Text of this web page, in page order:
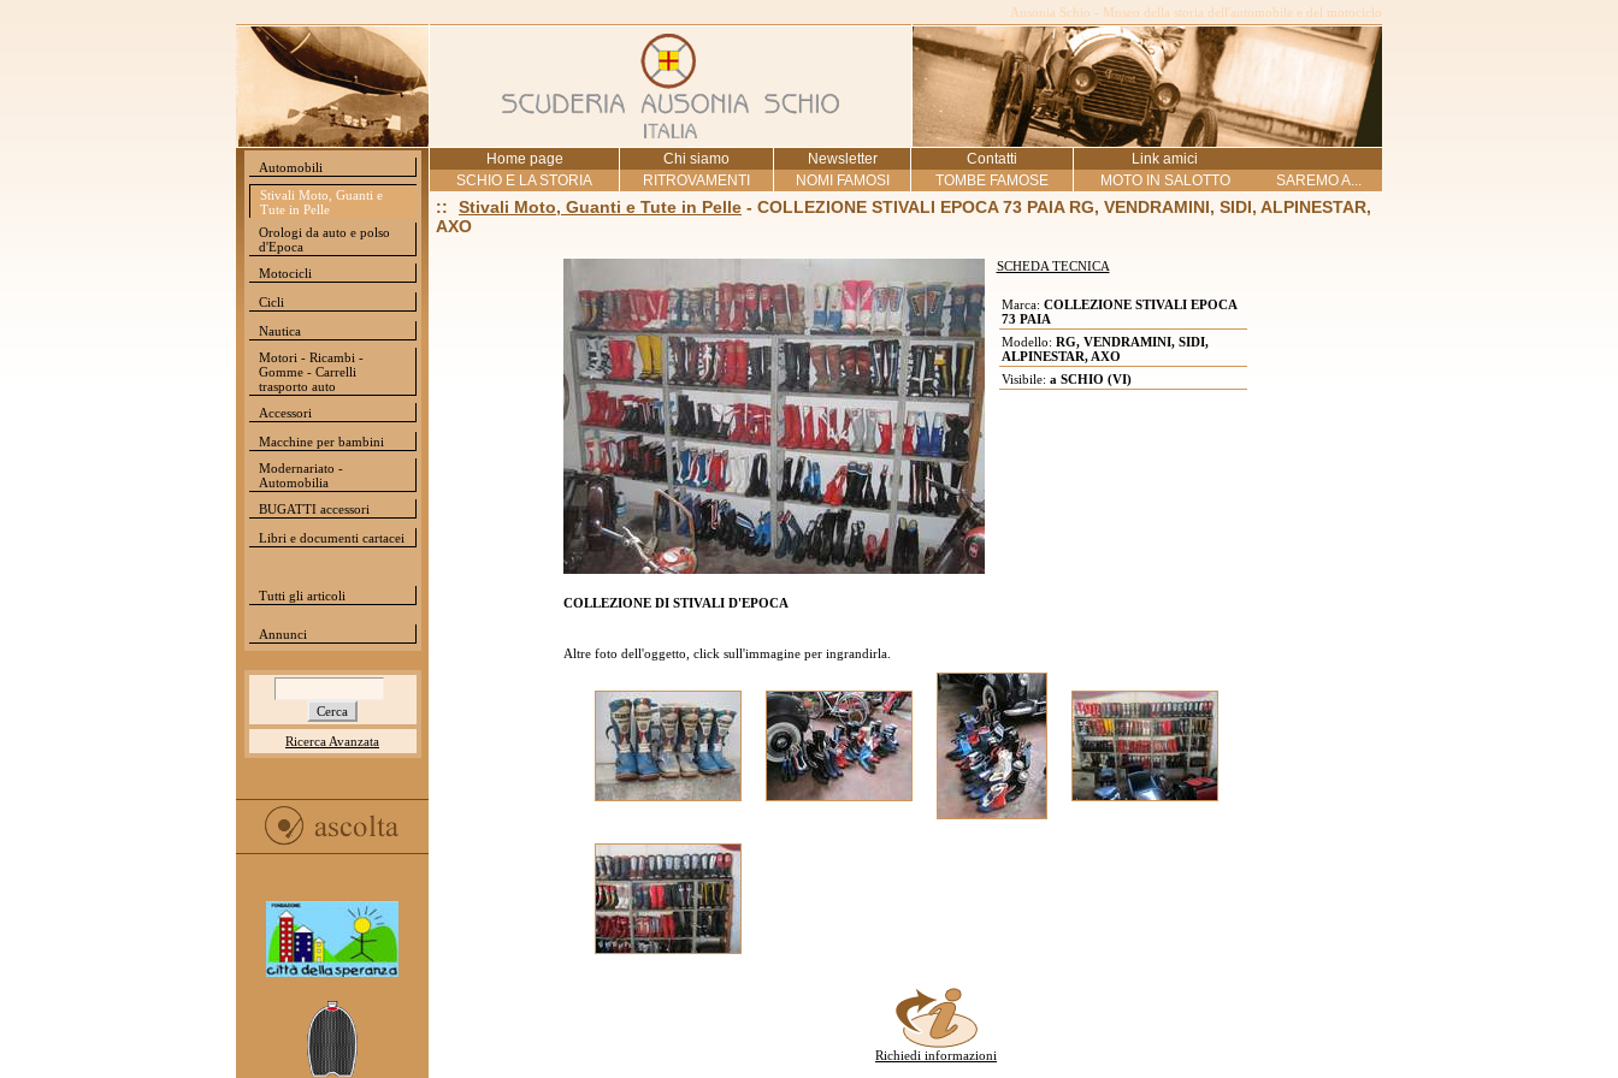
Ausonia Schio - Museo della storia dell'automobile e del motociclo
Automobili
Stivali Moto, Guanti e
Tute in Pelle
Orologi da auto e polso
d'Epoca
Motocicli
Cicli
Nautica
Motori - Ricambi -
Gomme - Carrelli
trasporto auto
Accessori
Macchine per bambini
Modernariato -
Automobilia
BUGATTI accessori
Libri e documenti cartacei
Tutti gli articoli
Annunci
Ricerca Avanzata
Home page Chi siamo Newsletter Contatti
Link amici
SCHIO E LA STORIA
RITROVAMENTI NOMI FAMOSI TOMBE FAMOSE MOTO IN SALOTTO SAREMO A...
:: Stivali Moto, Guanti e Tute in Pelle - COLLEZIONE STIVALI EPOCA 73 PAIA RG, VENDRAMINI, SIDI, ALPINESTAR,
AXO
SCHEDA TECNICA
Marca: COLLEZIONE STIVALI EPOCA
73 PAIA
Modello: RG, VENDRAMINI, SIDI,
ALPINESTAR, AXO
Visibile: a SCHIO (VI)
COLLEZIONE DI STIVALI D'EPOCA
Altre foto dell'oggetto, click sull'immagine per ingrandirla.
Richiedi informazioni